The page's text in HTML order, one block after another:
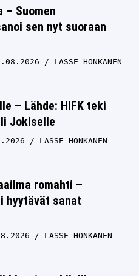
– Suomen
sen nyt suoraan
LASSE HONKANEN
– Lähde: HIFK teki
Jokiselle
LASSE HONKANEN
romahti –
hyytävät sanat
LASSE HONKANEN